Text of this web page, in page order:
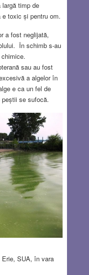
timp de
toxic și pentru om.
a fost neglijată,
În schimb s-au
sau au fost
a algelor în
e ca un fel de
peștii se sufocă.
SUA, în vara